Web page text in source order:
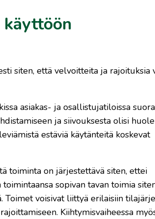
siten, että velvoitteita ja rajoituksia
asiakas- ja osallistujatiloissa
ja siivouksesta olisi
estäviä käytänteitä koskevat
toiminta on järjestettävä siten, ettei
sopivan tavan toimia
Toimet voisivat liittyä erilaisiin
Kiihtymisvaiheessa